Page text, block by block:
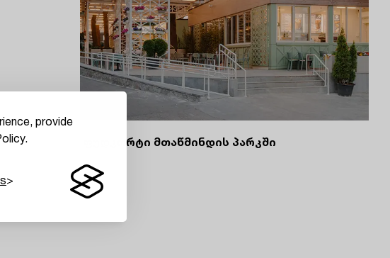
provide
ფუდკორტი მთაწმინდის პარკში